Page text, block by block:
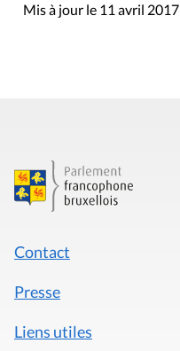
Mis à jour le 11 avril 2017
Contact
Presse
Liens utiles